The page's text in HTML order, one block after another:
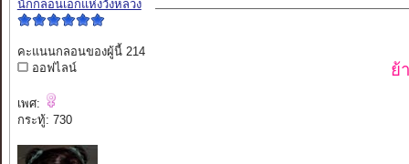
นักกลอนเอกแห่งวังหลวง
คะแนนกลอนของผู้นี้ 214
ออฟไลน์
เพศ:
กระทู้: 730
ย้